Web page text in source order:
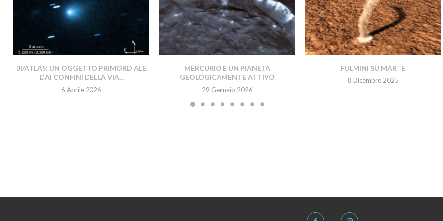
3I/ATLAS: UN OGGETTO PRIMORDIALE
DAI CONFINI DELLA VIA...
6 Aprile 2026
MERCURIO È UN PIANETA
GEOLOGICAMENTE ATTIVO
29 Gennaio 2026
FULMINI SU MARTE
8 Dicembre 2025